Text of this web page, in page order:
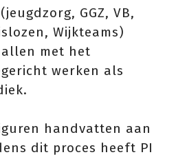
GGZ, VB,
Wijkteams)
met het
werken als
handvatten aan
dit proces heeft PI